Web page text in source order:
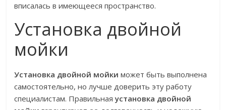
вписалась в имеющееся пространство.
Установка двойной
мойки
Установка двойной мойки может быть выполнена
самостоятельно, но лучше доверить эту работу
специалистам. Правильнаяустановка двойной